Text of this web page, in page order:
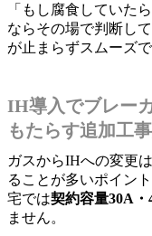
「もし腐食していた
ならその場で判断し
が止まらずスムーズで
IH導入でブレー
もたらす追加工
ガスからIHへの変更
ることが多いポイン
宅では契約容量30A・
ません。